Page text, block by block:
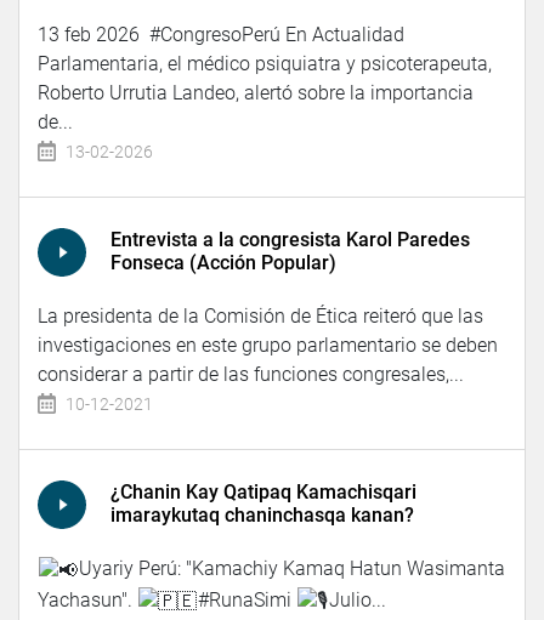
13 feb 2026 #CongresoPerú En Actualidad
Parlamentaria, el médico psiquiatra y psicoterapeuta,
Roberto Urrutia Landeo, alertó sobre la importancia
de...
13-02-2026
Entrevista a la congresista Karol Paredes
Fonseca (Acción Popular)
La presidenta de la Comisión de Ética reiteró que las
investigaciones en este grupo parlamentario se deben
considerar a partir de las funciones congresales,...
10-12-2021
¿Chanin Kay Qatipaq Kamachisqari
imaraykutaq chaninchasqa kanan?
Uyariy Perú: "Kamachiy Kamaq Hatun Wasimanta
Yachasun".
#RunaSimi Julio...